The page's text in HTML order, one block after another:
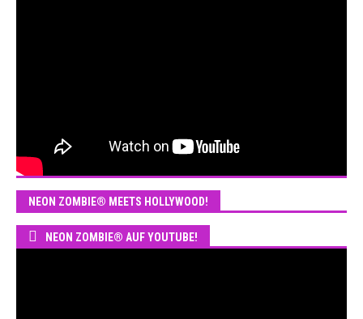
NEON ZOMBIE® MEETS HOLLYWOOD!
NEON ZOMBIE® AUF YOUTUBE!